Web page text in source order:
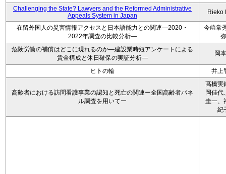
Challenging the State? Lawyers and the Reformed Administrative
Appeals System in Japan
Rieko
在留外国人の災害情報アクセスと日本語能力との関連―2020・
2022年調査の比較分析―
今﨑常
弥
危険労働の補償はどこに現れるのか―建設業時短アンケートによる
賃金構成と休日確保の実証分析―
岡
ヒトの輪 井上
高齢者における訪問看護事業の認知と死亡の関連ー全国高齢者パネ
ル調査を用いてー
髙橋実
岡佳代
圭一、
紀